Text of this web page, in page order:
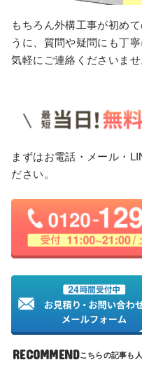
もちろん外構工事が初め
うに、質問や疑問にも丁
気軽にご連絡くださいませ
まずはお電話・メール・
ださい。
RECOMMEND